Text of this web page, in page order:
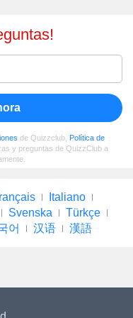
de Quizzclub, Política de
y preguntas de QuizzClub a
Italiano
Svenska
Türkçe
어 汉语 漢語